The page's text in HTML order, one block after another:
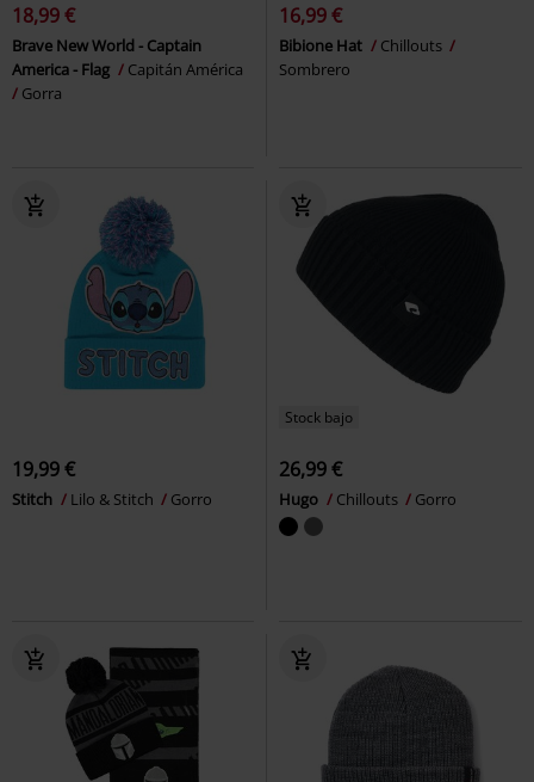
18,99 €
Brave New World - Captain
America - Flag
Capitán América
Gorra
16,99 €
Bibione Hat
Chillouts
Sombrero
19,99 €
Stitch Lilo & Stitch Gorro
Stock bajo
26,99 €
Hugo Chillouts Gorro